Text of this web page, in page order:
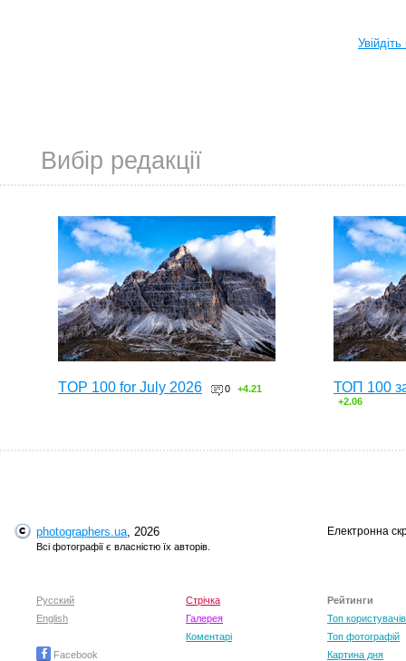
Вибір редакції
TOP 100 for July 2026 0 +4.21 ТОП 100
+2.06
photographers.ua, 2026
Всі фотографії є власністю їх авторів.
Електронна
Русский
English
Facebook
Стрічка
Галерея
Коментарі
Рейтинги
Топ користувачів
Топ фотографій
Картина дня